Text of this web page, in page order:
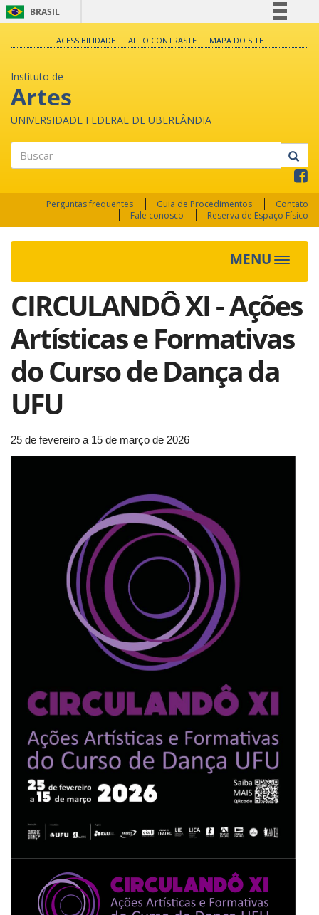
BRASIL
Legislação
Canais
ACESSIBILIDADE ALTO CONTRASTE MAPA DO SITE
Instituto de
Artes
UNIVERSIDADE FEDERAL DE UBERLÂNDIA
Perguntas frequentes Guia de Procedimentos
Contato
Fale conosco
Reserva de Espaço Físico
MENU
Toggle
CIRCULANDÔ XI - Ações
Artísticas e Formativas
do Curso de Dança da
UFU
25 de fevereiro a 15 de março de 2026